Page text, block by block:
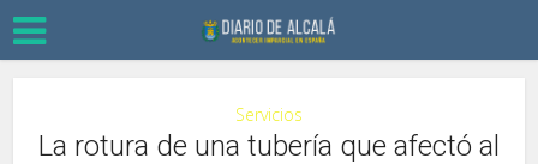
Servicios
La rotura de una tubería que afectó al